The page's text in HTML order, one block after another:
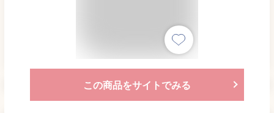
この商品をサイトでみる